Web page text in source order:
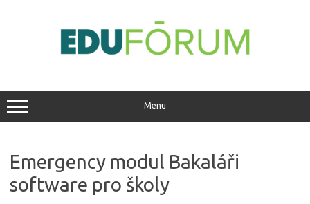
Menu
Emergency modul Bakaláři
software pro školy